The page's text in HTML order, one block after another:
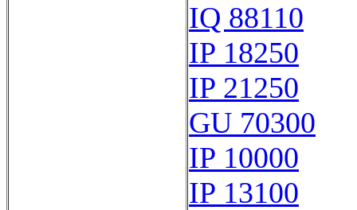
IQ 88110
IP 18250
IP 21250
GU 70300
IP 10000
IP 13100